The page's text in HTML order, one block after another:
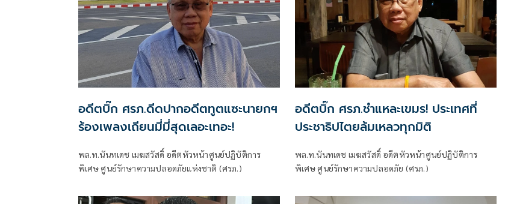
อดีตบิ๊ก ศรภ.ดีดปากอดีตทูตแซะนายกฯ
ร้องเพลงเถียนมี่มี่สุดเลอะเทอะ!
พล.ท.นันทเดช เมฆสวัสดิ์ อดีตหัวหน้าศูนย์ปฏิบัติการ
พิเศษ ศูนย์รักษาความปลอดภัยแห่งชาติ (ศรภ.)
อดีตบิ๊ก ศรภ.ชำแหละเขมร! ประเทศที่
ประชาธิปไตยล้มเหลวทุกมิติ
พล.ท.นันทเดช เมฆสวัสดิ์ อดีตหัวหน้าศูนย์ปฏิบัติการ
พิเศษ ศูนย์รักษาความปลอดภัย (ศรภ.)